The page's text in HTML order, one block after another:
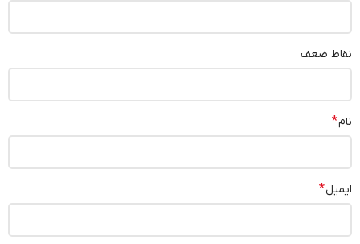
نقاط ضعف
نام*
ایمیل*